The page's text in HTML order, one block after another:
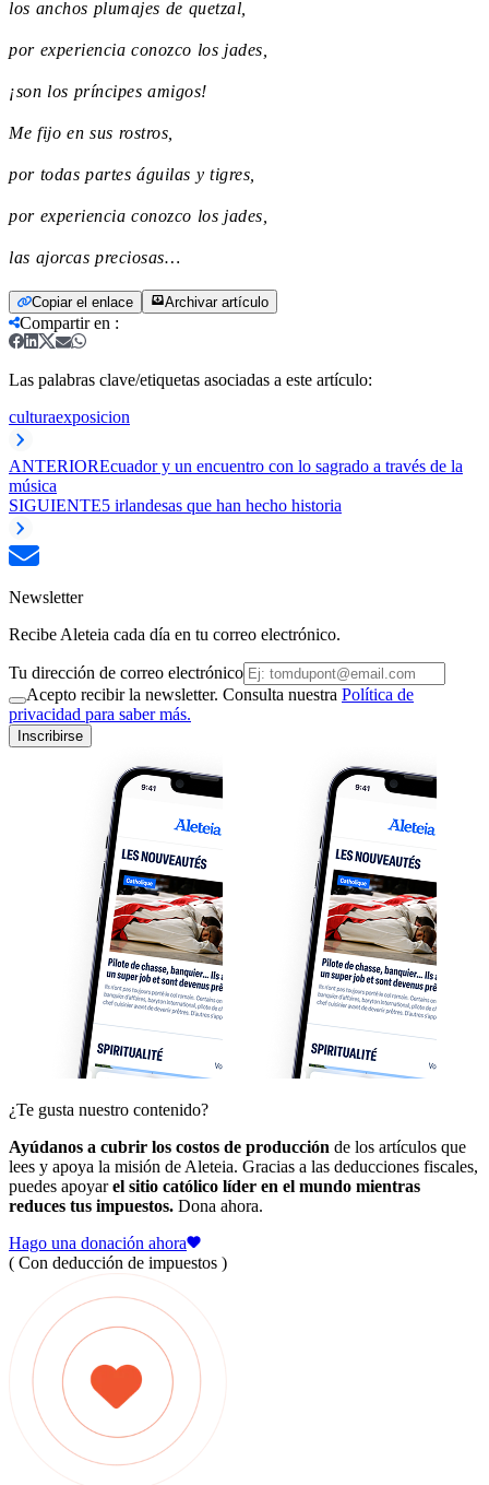
los anchos plumajes de quetzal,
por experiencia conozco los jades,
¡son los príncipes amigos!
Me fijo en sus rostros,
por todas partes águilas y tigres,
por experiencia conozco los jades,
las ajorcas preciosas…
Copiar el enlace Archivar artículo
Compartir en :
Las palabras clave/etiquetas asociadas a este artículo:
culturaexposicion
ANTERIOREcuador y un encuentro con lo sagrado a través de la
música
SIGUIENTE5 irlandesas que han hecho historia
Newsletter
Recibe Aleteia cada día en tu correo electrónico.
Tu dirección de correo electrónico
Acepto recibir la newsletter. Consulta nuestra Política de
privacidad para saber más.
Inscribirse
¿Te gusta nuestro contenido?
Ayúdanos a cubrir los costos de producción de los artículos que
lees y apoya la misión de Aleteia. Gracias a las deducciones fiscales,
puedes apoyarel sitio católico líder en el mundo mientras
reduces tus impuestos. Dona ahora.
Hago una donación ahora
( Con deducción de impuestos )